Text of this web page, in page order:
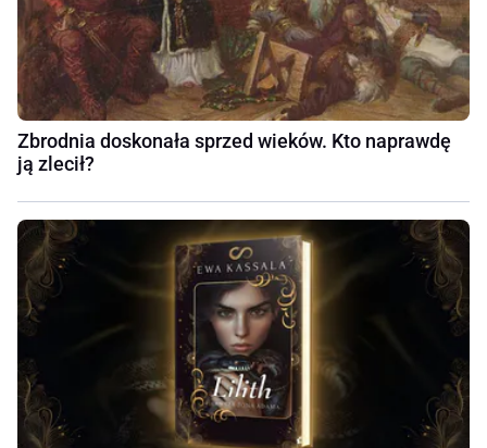
Zbrodnia doskonała sprzed wieków. Kto naprawdę
ją zlecił?